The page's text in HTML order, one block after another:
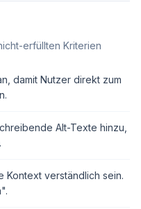
erfüllten Kriterien
damit Nutzer direkt zum
Alt-Texte hinzu,
Kontext verständlich sein.